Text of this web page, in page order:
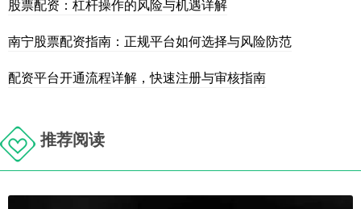
股票配资：杠杆操作的风险与机遇详解
南宁股票配资指南：正规平台如何选择与风险防范
配资平台开通流程详解，快速注册与审核指南
推荐阅读